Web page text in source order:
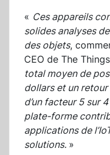
« Ces appareils
solides analyses
des objets,
CEO de The
total moyen de
dollars et un
d’un facteur 5 sur
plate-forme
applications de
solutions. »